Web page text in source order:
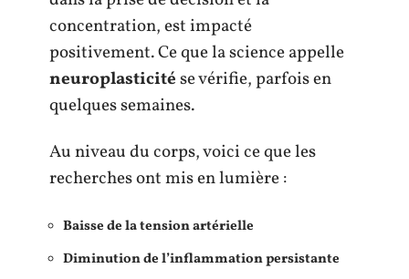
concentration, est impacté
positivement. Ce que la science appelle
neuroplasticitése vérifie, parfois en
quelques semaines.
Au niveau du corps, voici ce que les
recherches ont mis en lumière :
Baisse de la tension artérielle
Diminution de l’inflammation persistante